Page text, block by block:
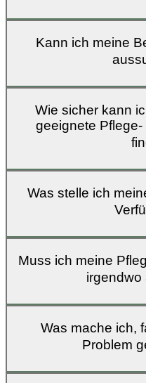
Kann ich meine
Wie sicher kann
geeignete
Was stelle ich
Muss ich meine
irgendwo
Was mache ich,
Problem